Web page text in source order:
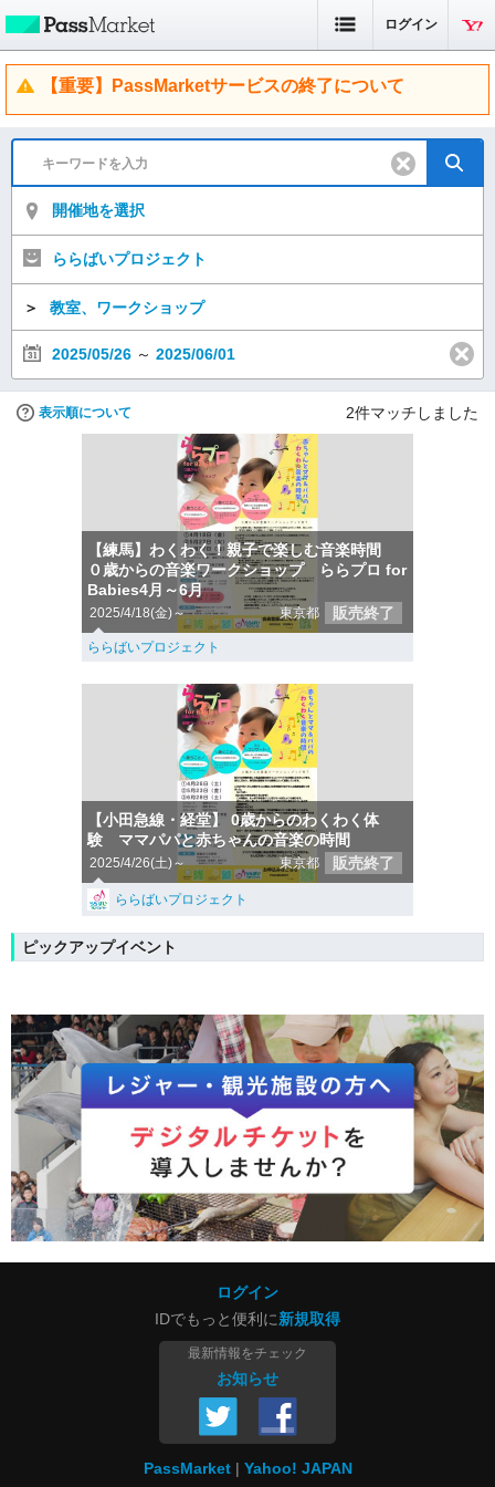
ログイン
【重要】PassMarketサービスの終了について
開催地を選択
ららばいプロジェクト
＞ 教室、ワークショップ
2025/05/26 ～ 2025/06/01
表示順について 2件マッチしました
【練馬】わくわく！親子で楽しむ音楽時間
０歳からの音楽ワークショップ ららプロ for
Babies4月～6月
2025/4/18(金)～ 東京都 販売終了
ららばいプロジェクト
【小田急線・経堂】 0歳からのわくわく体
験 ママパパと赤ちゃんの音楽の時間
2025/4/26(土)～ 東京都 販売終了
ららばいプロジェクト
ピックアップイベント
ログイン
IDでもっと便利に新規取得
最新情報をチェック
お知らせ
PassMarket Yahoo! JAPAN